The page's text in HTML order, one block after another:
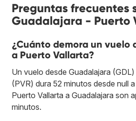
Preguntas frecuentes
Guadalajara - Puerto
¿Cuánto demora un vuelo
a Puerto Vallarta?
Un vuelo desde Guadalajara
(PVR) dura 52 minutos desde null
Puerto Vallarta a Guadalajara son
minutos.